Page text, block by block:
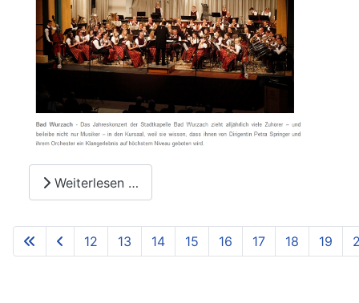
Weiterlesen …
Seite 21 von 21
12 13 14 15 16 17 18 19